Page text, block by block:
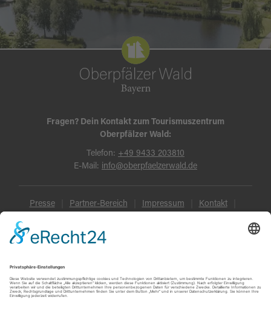
Fragen? Dein Kontakt zum Tourismuszentrum
Oberpfälzer Wald:
Telefon: +49 9433 203810
E-Mail: info@oberpfaelzerwald.de
Presse Partner-Bereich Impressum Kontakt
Datenschutz